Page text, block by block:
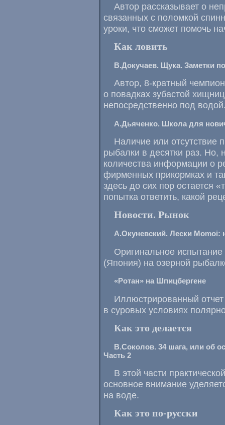
Автор рассказывает о
связанных с поломкой
уроки, что сможет помочь
Как ловить
В.Докучаев. Щука. Заметки
Автор, 8-кратный
о повадках зубастой
непосредственно под
А.Дьяченко. Школа для
Наличие или отсутствие
рыбалки в десятки раз. Но,
количества информации о
фирменных прикормках и
здесь до сих пор остается
попытка ответить, какой
Новости. Рынок
А.Окуневский. Лески Momoi:
Оригинальное
(Япония) на озерной
«Ротан» на Шпицбергене
Иллюстрированный
в суровых условиях
Как это делается
В.Соколов. 34 шага, или об
Часть 2
В этой части
основное внимание
на воде.
Как это по-русски